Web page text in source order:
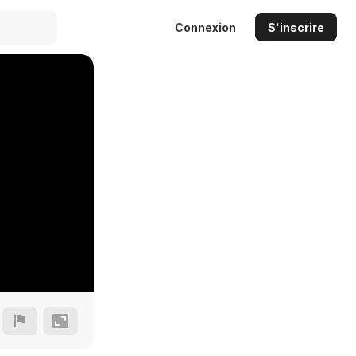
Connexion S'inscrire